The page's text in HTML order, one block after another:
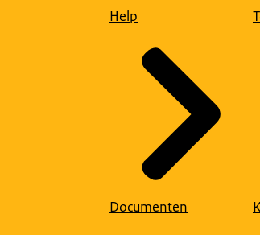
Help
Documenten